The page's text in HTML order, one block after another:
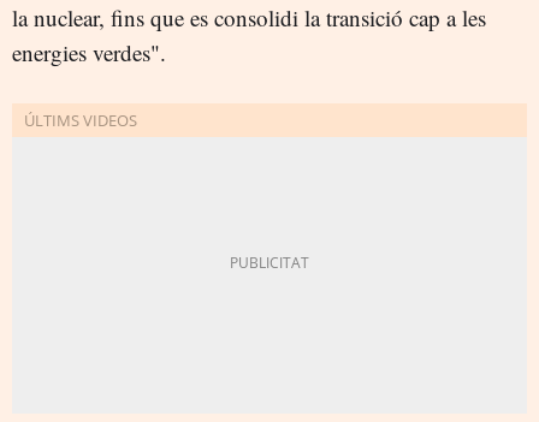
la nuclear, fins que es consolidi la transició cap a les
energies verdes".